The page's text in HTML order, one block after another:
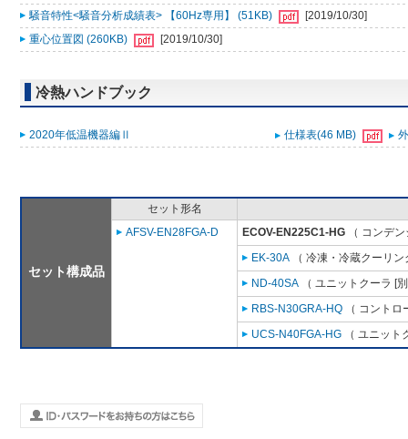
騒音特性<騒音分析成績表> 【60Hz専用】 (51KB)
[2019/10/30]
重心位置図 (260KB)
[2019/10/30]
冷熱ハンドブック
2020年低温機器編Ⅱ 仕様表(46 MB)
セット構成品
セット形名
AFSV-EN28FGA-D
ECOV-EN225C1-HG （ コンデ
EK-30A （ 冷凍・冷蔵クーリ
ND-40SA （ ユニットクーラ [
RBS-N30GRA-HQ （ コント
UCS-N40FGA-HG （ ユニット